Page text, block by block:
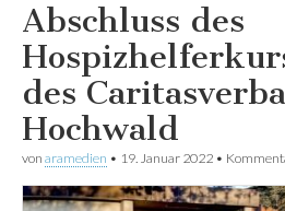
Abschluss des
des
Hochwald
von aramedien • 19. Januar 2022 •